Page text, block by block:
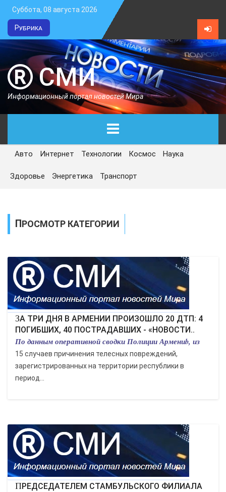
Суббота, 08 августа 2026
Рубрика
СМИ
Информационный портал новостей Мира
ГЛАВНАЯ
СЕГОДНЯ
КУЛЬТУРА
СПОРТ
ВОЕННЫЕ ДЕЙСТВИЯ
ПРОИСШЕСТВИЯ
Авто Интернет Технологии Космос Наука
Здоровье Энергетика Транспорт
ПРОСМОТР КАТЕГОРИИ
ЗА ТРИ ДНЯ В АРМЕНИИ ПРОИЗОШЛО 20 ДТП: 4
ПОГИБШИХ, 40 ПОСТРАДАВШИХ - «НОВОСТИ..
По данным оперативной сводки Полиции Армениb, из
15 случаев причинения телесных повреждений,
зарегистрированных на территории республики в
период...
ПРЕДСЕДАТЕЛЕМ СТАМБУЛЬСКОГО ФИЛИАЛА